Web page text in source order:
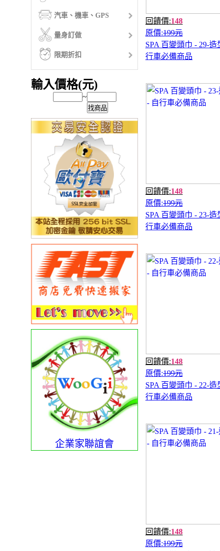
汽車、機車、GPS
量身訂做
限期折扣
輸入價格(元)
~
找商品
企業家聯誼會
回饋價:148
原價:199元
SPA 百變頭巾 - 29-造
行車必備商品
回饋價:148
原價:199元
SPA 百變頭巾 - 23-造
行車必備商品
回饋價:148
原價:199元
SPA 百變頭巾 - 22-造
行車必備商品
回饋價:148
原價:199元